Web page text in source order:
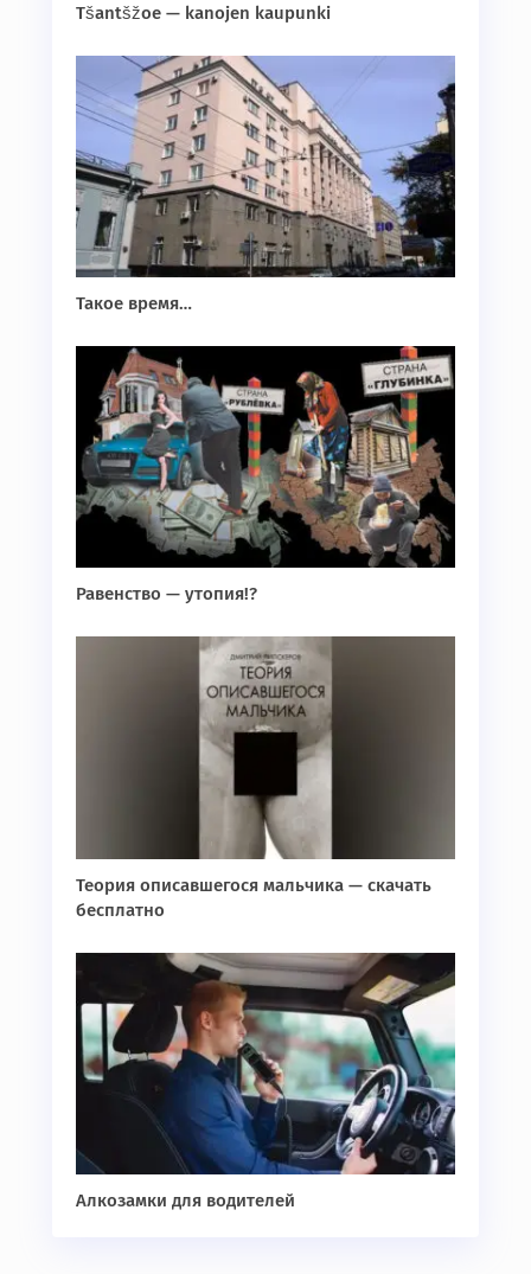
Tšantšžoe — kanojen kaupunki
Такое время…
Равенство — утопия!?
Теория описавшегося мальчика — скачать
бесплатно
Алкозамки для водителей